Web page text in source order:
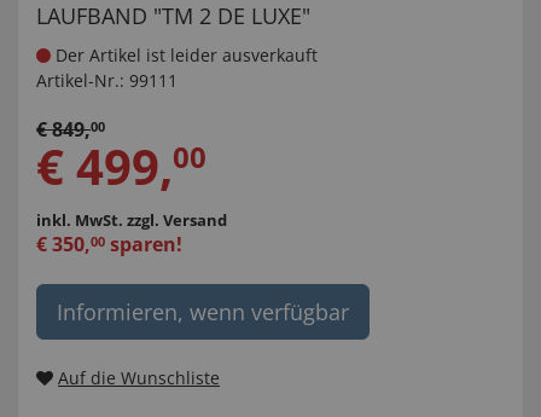
LAUFBAND "TM 2 DE LUXE"
Der Artikel ist leider ausverkauft
Artikel-Nr.: 99111
€849,00
€499,00
inkl. MwSt. zzgl. Versand
€350,00 sparen!
Informieren, wenn verfügbar
Auf die Wunschliste